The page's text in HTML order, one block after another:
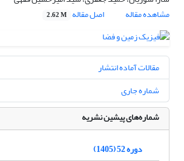
مشاهده مقاله
اصل مقاله 2.62 M
مقالات آماده انتشار
شماره جاری
شماره‌های پیشین نشریه
دوره 52 (1405)